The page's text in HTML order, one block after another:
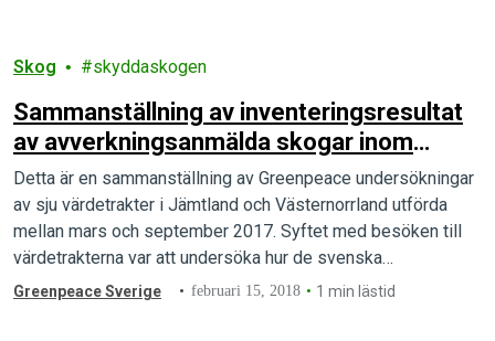
Skog skyddaskogen
Sammanställning av inventeringsresultat
av avverkningsanmälda skogar inom
värdetrakter
Detta är en sammanställning av Greenpeace undersökningar
av sju värdetrakter i Jämtland och Västernorrland utförda
mellan mars och september 2017. Syftet med besöken till
värdetrakterna var att undersöka hur de svenska
skogsbolagens verksamhet där påverkar ansatserna att
Greenpeace Sverige februari 15, 2018 1 min lästid